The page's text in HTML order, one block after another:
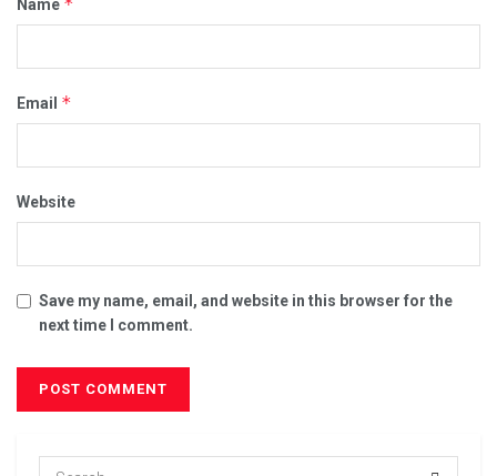
Name
Email *
Website
Save my name, email, and website in this browser for the
next time I comment.